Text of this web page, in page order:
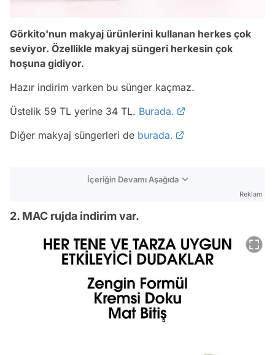
Görkito'nun makyaj ürünlerini kullanan herkes çok
seviyor. Özellikle makyaj süngeri herkesin çok
hoşuna gidiyor.
Hazır indirim varken bu sünger kaçmaz.
Üstelik 59 TL yerine 34 TL. Burada.
Diğer makyaj süngerleri de burada.
İçeriğin Devamı Aşağıda
Reklam
2. MAC rujda indirim var.